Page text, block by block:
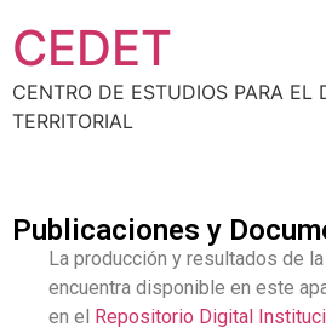
CEDET
CENTRO DE ESTUDIOS PARA EL
TERRITORIAL
Publicaciones y
La producción y resultados de
encuentra disponible en este
en el Repositorio Digital